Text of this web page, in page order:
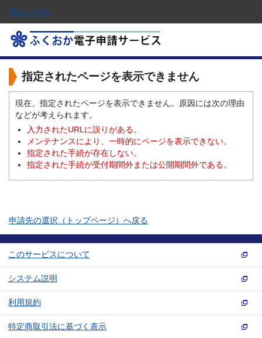
読み上げる
指定されたページを表示できません
現在、指定されたページを表示できません。原因には次の理由
などが考えられます。
入力されたURLに誤りがある。
メンテナンスにより、一時的にページを表示できない。
指定された手続が存在しない。
指定された手続が受付期間外または公開期間外である。
申請先の選択（トップページ）へ戻る
このサービスについて
システム説明
利用規約
特定商取引法に基づく表示